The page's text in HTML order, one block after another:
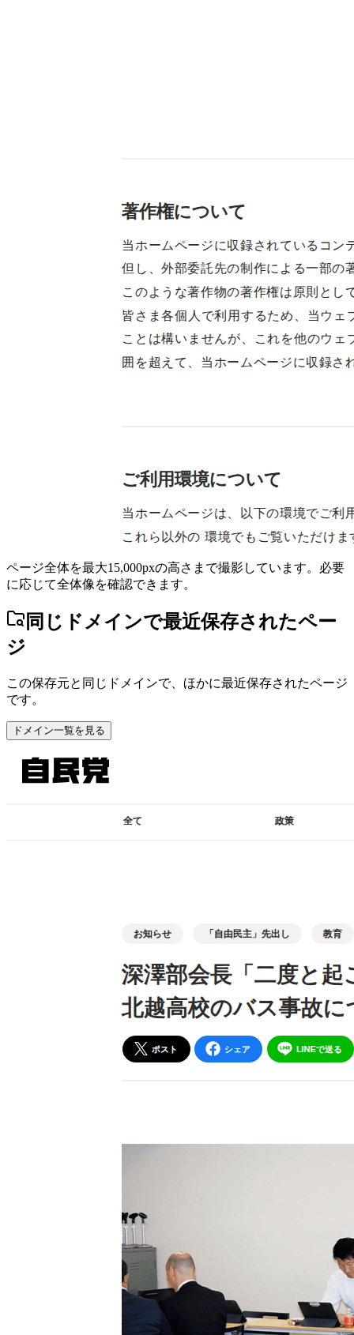
ページ全体を最大15,000pxの高さまで撮影しています。必要
に応じて全体像を確認できます。
同じドメインで最近保存されたペー
ジ
この保存元と同じドメインで、ほかに最近保存されたページ
です。
ドメイン一覧を見る